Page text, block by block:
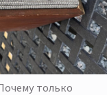
только